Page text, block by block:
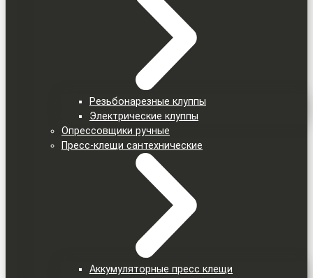
Резьбонарезные клуппы
Электрические клуппы
Опрессовщики ручные
Пресс-клещи сантехнические
Аккумуляторные пресс клещи